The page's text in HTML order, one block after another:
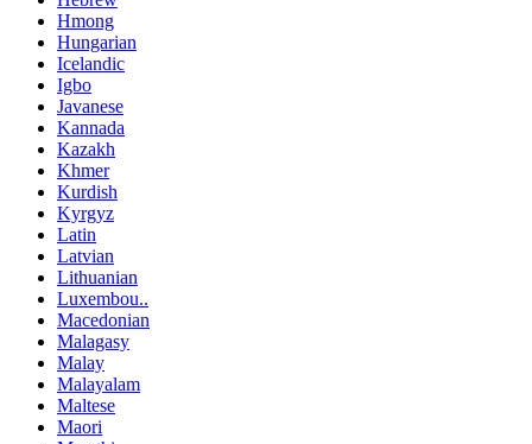
Hmong
Hungarian
Icelandic
Igbo
Javanese
Kannada
Kazakh
Khmer
Kurdish
Kyrgyz
Latin
Latvian
Lithuanian
Luxembou..
Macedonian
Malagasy
Malay
Malayalam
Maltese
Maori